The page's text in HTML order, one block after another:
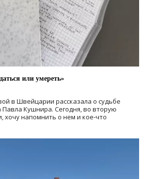
или умереть»
в Швейцарии рассказала о судьбе
Павла Кушнира. Сегодня, во вторую
хочу напомнить о нем и кое-что